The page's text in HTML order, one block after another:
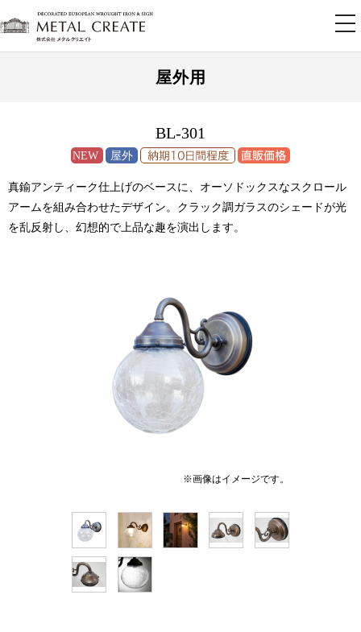
屋外用
BL-301
真鍮アンティーク仕上げのベースに、オーソドックスなスクロール
アームを組み合わせたデザイン。クラック調ガラスのシェードが光
を乱反射し、幻想的で上品な趣を演出します。
※画像はイメージです。